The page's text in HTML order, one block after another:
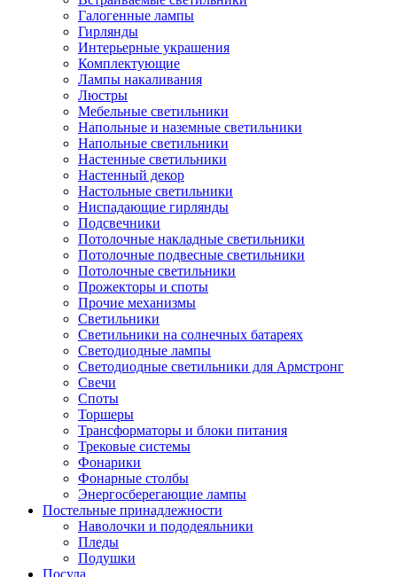
Галогенные лампы
Гирлянды
Интерьерные украшения
Комплектующие
Лампы накаливания
Люстры
Мебельные светильники
Напольные и наземные светильники
Напольные светильники
Настенные светильники
Настенный декор
Настольные светильники
Ниспадающие гирлянды
Подсвечники
Потолочные накладные светильники
Потолочные подвесные светильники
Потолочные светильники
Прожекторы и споты
Прочие механизмы
Светильники
Светильники на солнечных батареях
Светодиодные лампы
Светодиодные светильники для Армстронг
Свечи
Споты
Торшеры
Трансформаторы и блоки питания
Трековые системы
Фонарики
Фонарные столбы
Энергосберегающие лампы
Постельные принадлежности
Наволочки и пододеяльники
Пледы
Подушки
Посуда